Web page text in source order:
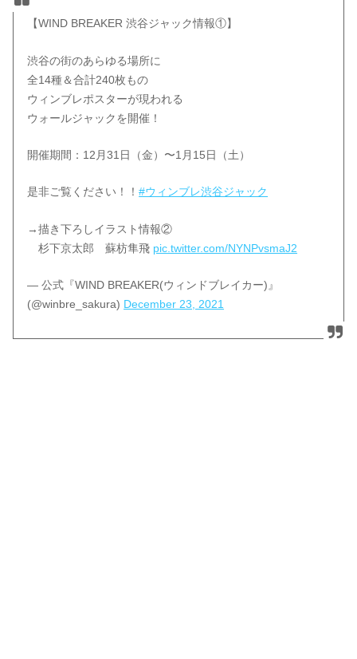
【WIND BREAKER 渋谷ジャック情報①】
渋谷の街のあらゆる場所に
全14種＆合計240枚もの
ウィンブレポスターが現われる
ウォールジャックを開催！
開催期間：12月31日（金）〜1月15日（土）
是非ご覧ください！！#ウィンブレ渋谷ジャック
→描き下ろしイラスト情報②
杉下京太郎 蘇枋隼飛 pic.twitter.com/NYNPvsmaJ2
— 公式『WIND BREAKER(ウィンドブレイカー)』
(@winbre_sakura) December 23, 2021